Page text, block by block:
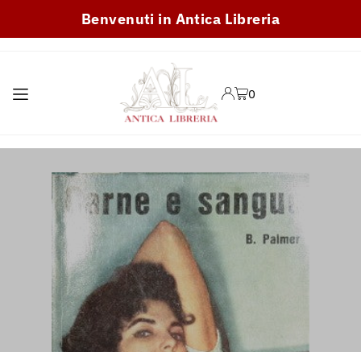
TRANSLATION MISSING:
Benvenuti in Antica Libreria
0